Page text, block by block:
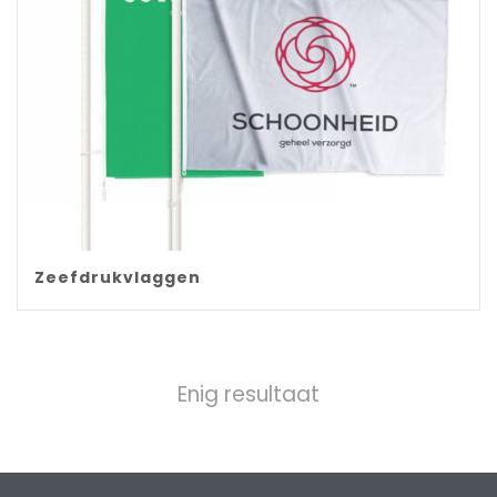
Zeefdrukvlaggen
Enig resultaat